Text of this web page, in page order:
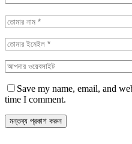
Save my name, email, and
time I comment.